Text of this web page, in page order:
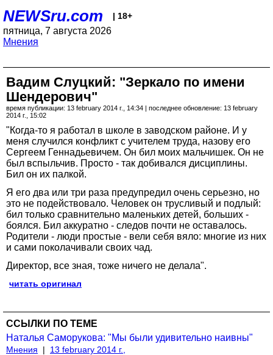
NEWSru.com | 18+
пятница, 7 августа 2026
Мнения
Вадим Слуцкий: "Зеркало по имени
Шендерович"
время публикации: 13 february 2014 г., 14:34 | последнее обновление: 13 february
2014 г., 15:02
"Когда-то я работал в школе в заводском районе. И у
меня случился конфликт с учителем труда, назову его
Сергеем Геннадьевичем. Он бил моих мальчишек. Он не
был вспыльчив. Просто - так добивался дисциплины.
Бил он их палкой.
Я его два или три раза предупредил очень серьезно, но
это не подействовало. Человек он трусливый и подлый:
бил только сравнительно маленьких детей, больших -
боялся. Бил аккуратно - следов почти не оставалось.
Родители - люди простые - вели себя вяло: многие из них
и сами поколачивали своих чад.
Директор, все зная, тоже ничего не делала".
читать оригинал
ССЫЛКИ ПО ТЕМЕ
Наталья Саморукова: "Мы были удивительно наивны"
Мнения |
13 february 2014 г.,